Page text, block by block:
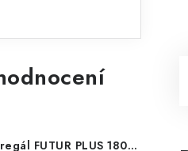
Kovový regál FUTUR PLUS 180x120x45 5 polic Nosnost 1000 KG - pozinkovaný